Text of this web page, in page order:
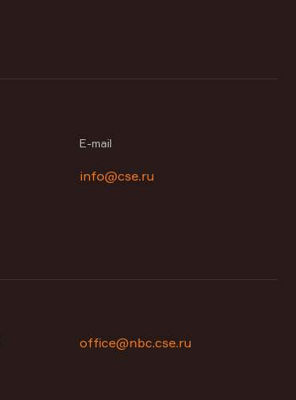
E-mail
info@cse.ru
office@nbc.cse.ru